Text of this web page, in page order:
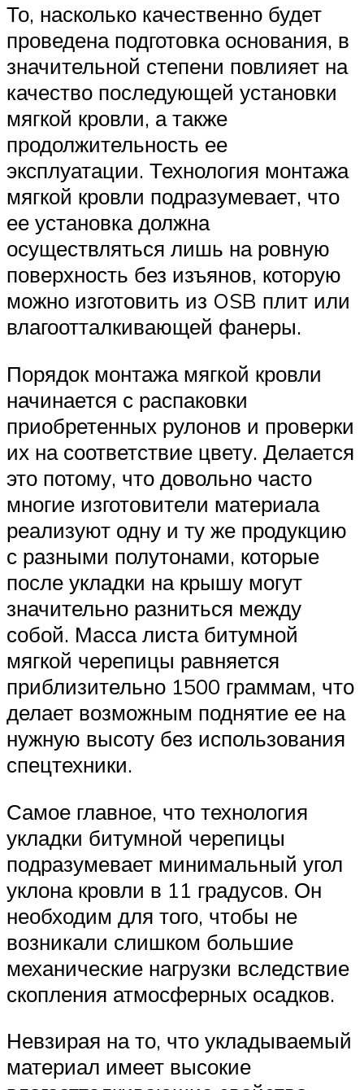
То, насколько качественно будет
проведена подготовка основания, в
значительной степени повлияет на
качество последующей установки
мягкой кровли, а также
продолжительность ее
эксплуатации. Технология монтажа
мягкой кровли подразумевает, что
ее установка должна
осуществляться лишь на ровную
поверхность без изъянов, которую
можно изготовить из OSB плит или
влагоотталкивающей фанеры.
Порядок монтажа мягкой кровли
начинается с распаковки
приобретенных рулонов и проверки
их на соответствие цвету. Делается
это потому, что довольно часто
многие изготовители материала
реализуют одну и ту же продукцию
с разными полутонами, которые
после укладки на крышу могут
значительно разниться между
собой. Масса листа битумной
мягкой черепицы равняется
приблизительно 1500 граммам, что
делает возможным поднятие ее на
нужную высоту без использования
спецтехники.
Самое главное, что технология
укладки битумной черепицы
подразумевает минимальный угол
уклона кровли в 11 градусов. Он
необходим для того, чтобы не
возникали слишком большие
механические нагрузки вследствие
скопления атмосферных осадков.
Невзирая на то, что укладываемый
материал имеет высокие